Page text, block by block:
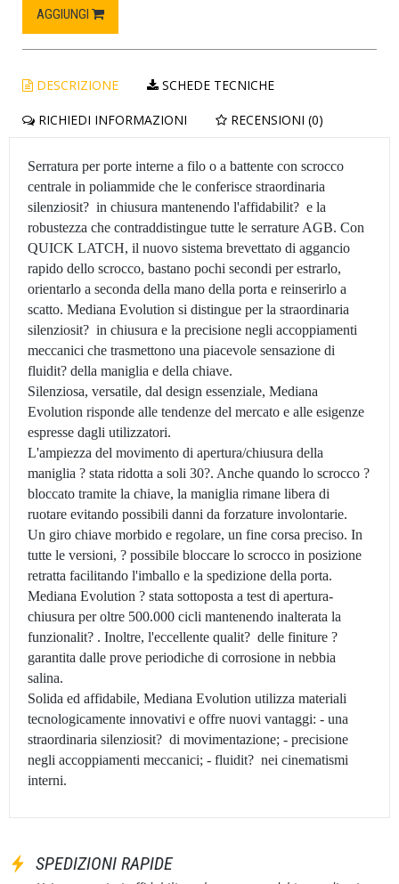
AGGIUNGI
DESCRIZIONE SCHEDE TECNICHE
RICHIEDI INFORMAZIONI RECENSIONI (0)
Serratura per porte interne a filo o a battente con scrocco
centrale in poliammide che le conferisce straordinaria
silenziosit? in chiusura mantenendo l'affidabilit? e la
robustezza che contraddistingue tutte le serrature AGB. Con
QUICK LATCH, il nuovo sistema brevettato di aggancio
rapido dello scrocco, bastano pochi secondi per estrarlo,
orientarlo a seconda della mano della porta e reinserirlo a
scatto. Mediana Evolution si distingue per la straordinaria
silenziosit? in chiusura e la precisione negli accoppiamenti
meccanici che trasmettono una piacevole sensazione di
fluidit? della maniglia e della chiave.
Silenziosa, versatile, dal design essenziale, Mediana
Evolution risponde alle tendenze del mercato e alle esigenze
espresse dagli utilizzatori.
L'ampiezza del movimento di apertura/chiusura della
maniglia ? stata ridotta a soli 30?. Anche quando lo scrocco ?
bloccato tramite la chiave, la maniglia rimane libera di
ruotare evitando possibili danni da forzature involontarie.
Un giro chiave morbido e regolare, un fine corsa preciso. In
tutte le versioni, ? possibile bloccare lo scrocco in posizione
retratta facilitando l'imballo e la spedizione della porta.
Mediana Evolution ? stata sottoposta a test di apertura-
chiusura per oltre 500.000 cicli mantenendo inalterata la
funzionalit? . Inoltre, l'eccellente qualit? delle finiture ?
garantita dalle prove periodiche di corrosione in nebbia
salina.
Solida ed affidabile, Mediana Evolution utilizza materiali
tecnologicamente innovativi e offre nuovi vantaggi: - una
straordinaria silenziosit? di movimentazione; - precisione
negli accoppiamenti meccanici; - fluidit? nei cinematismi
interni.
SPEDIZIONI RAPIDE